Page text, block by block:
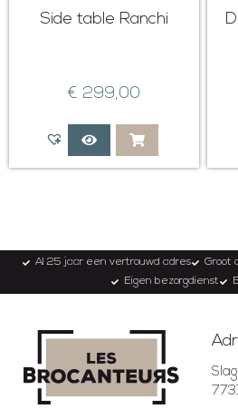
Side table Ranchi
€ 299,00
Al 25 jaar een vertrouwd adres
Groot
Eigen bezorgdienst